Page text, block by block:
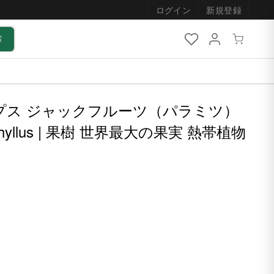
ログイン 新規登録
ジャックフルーツ（パラミツ）
| 果樹 世界最大の果実 熱帯植物